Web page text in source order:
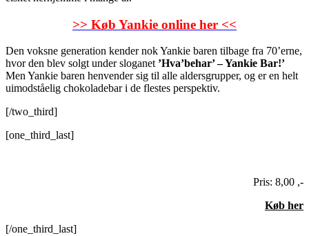
>> Køb Yankie online her <<
Den voksne generation kender nok Yankie baren tilbage fra 70’erne,
hvor den blev solgt under sloganet ’Hva’behar’ – Yankie Bar!’
Men Yankie baren henvender sig til alle aldersgrupper, og er en helt
uimodståelig chokoladebar i de flestes perspektiv.
[/two_third]
[one_third_last]
Pris: 8,00 ,-
Køb her
[/one_third_last]